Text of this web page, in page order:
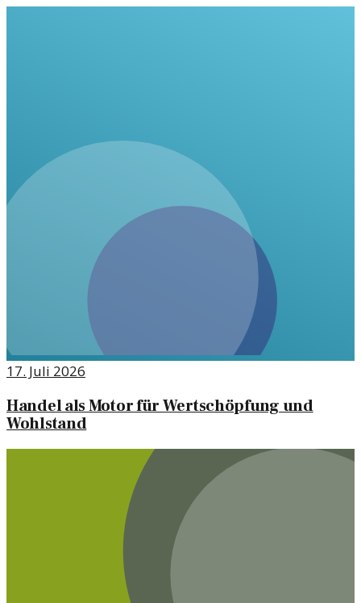
17. Juli 2026
Handel als Motor für Wertschöpfung und
Wohlstand